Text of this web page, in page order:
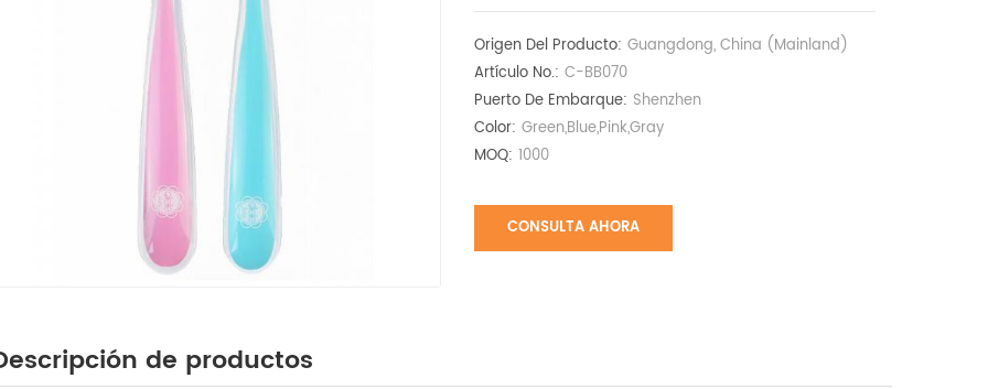
Origen Del Producto: Guangdong, China (Mainland)
Artículo No.: C-BB070
Puerto De Embarque: Shenzhen
Color: Green,Blue,Pink,Gray
MOQ: 1000
CONSULTA AHORA
de productos